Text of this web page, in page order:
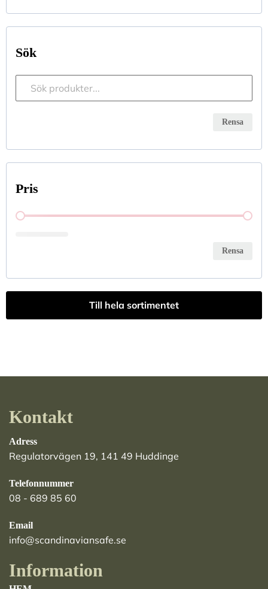
Sök
Sökfunktion
Search content
Rensa
Pris
Pris
Rensa
Till hela sortimentet
Kontakt
Adress
Regulatorvägen 19, 141 49 Huddinge
Telefonnummer
08 - 689 85 60
Email
info@scandinaviansafe.se
Information